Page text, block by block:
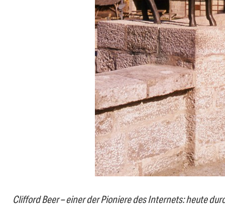
Clifford Beer – einer der Pioniere des Internets: heute